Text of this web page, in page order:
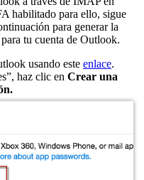
habilitado para ello, sigue
para generar la
tu cuenta de Outlook.
usando este enlace.
haz clic en Crear una